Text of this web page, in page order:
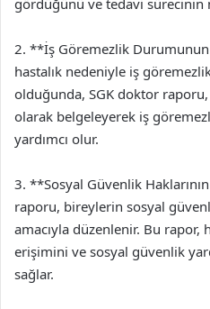
gördüğünü ve tedavi sürecinin
2. **İş Göremezlik Durumunun
hastalık nedeniyle iş
olduğunda, SGK doktor
olarak belgeleyerek iş
yardımcı olur.
3. **Sosyal Güvenlik
raporu, bireylerin sosyal
amacıyla düzenlenir. Bu rapor,
erişimini ve sosyal güvenlik
sağlar.